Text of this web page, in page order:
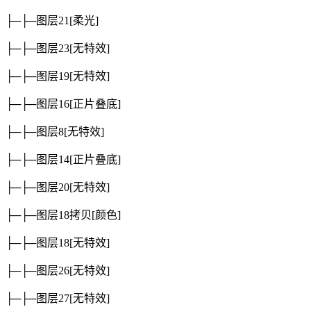
├─├─图层21 [柔光]
├─├─图层23[无特效]
├─├─图层19[无特效]
├─├─图层16[正片叠底]
├─├─图层8[无特效]
├─├─图层14[正片叠底]
├─├─图层20[无特效]
├─├─图层18拷贝[颜色]
├─├─图层18[无特效]
├─├─图层26[无特效]
├─├─图层27[无特效]